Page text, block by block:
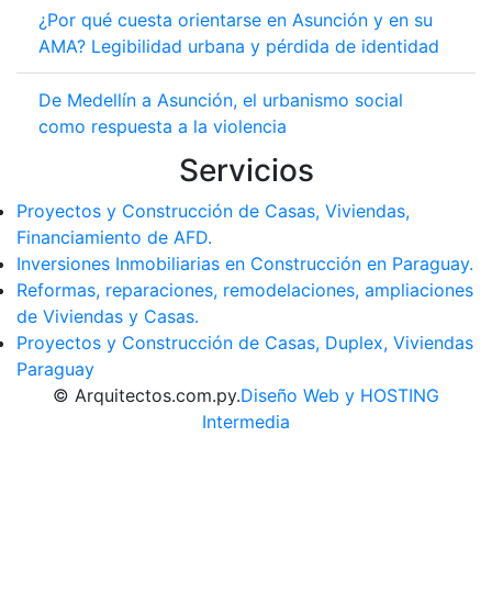
¿Por qué cuesta orientarse en Asunción y en su
AMA? Legibilidad urbana y pérdida de identidad
De Medellín a Asunción, el urbanismo social
como respuesta a la violencia
Servicios
Proyectos y Construcción de Casas, Viviendas,
Financiamiento de AFD.
Inversiones Inmobiliarias en Construcción en Paraguay.
Reformas, reparaciones, remodelaciones, ampliaciones
de Viviendas y Casas.
Proyectos y Construcción de Casas, Duplex, Viviendas
Paraguay
© Arquitectos.com.py.Diseño Web y HOSTING
Intermedia